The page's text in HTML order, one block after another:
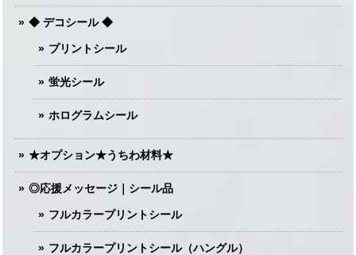
◆ デコシール ◆
プリントシール
蛍光シール
ホログラムシール
★オプション★うちわ材料★
◎応援メッセージ｜シール品
フルカラープリントシール
フルカラープリントシール（ハングル）